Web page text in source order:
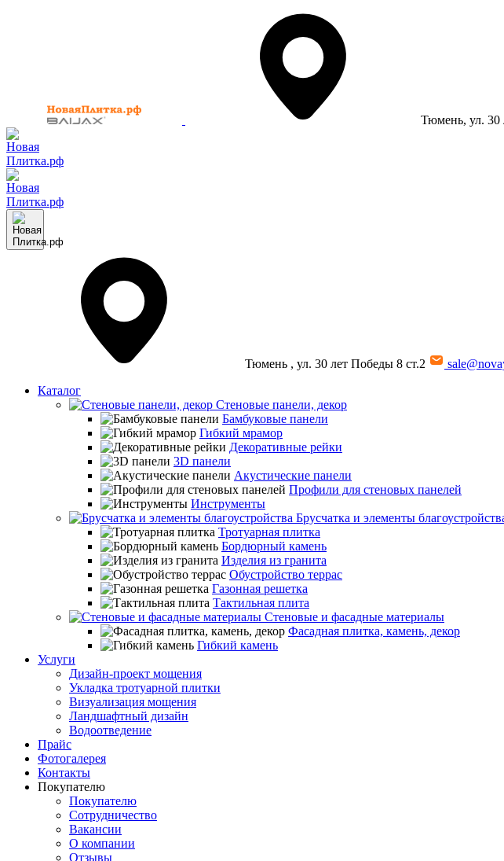
Тюмень, ул.
Тюмень , ул. 30 лет Победы 8 ст.2
Каталог
Стеновые панели, декор
Бамбуковые панели
Гибкий мрамор
Декоративные рейки
3D панели
Акустические панели
Профили для стеновых панелей
Инструменты
Брусчатка и элементы
Тротуарная плитка
Бордюрный камень
Изделия из гранита
Обустройство террас
Газонная решетка
Тактильная плита
Стеновые и фасадные материалы
Фасадная плитка, камень, декор
Гибкий камень
Услуги
Дизайн-проект мощения
Укладка тротуарной плитки
Визуализация мощения
Ландшафтный дизайн
Водоотведение
Прайс
Фотогалерея
Контакты
Покупателю
Покупателю
Сотрудничество
Вакансии
О компании
Отзывы